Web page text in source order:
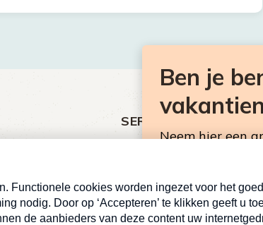
SERVICE
MAX Meldpunt
Pers
Ben je
Neem hier een
E-